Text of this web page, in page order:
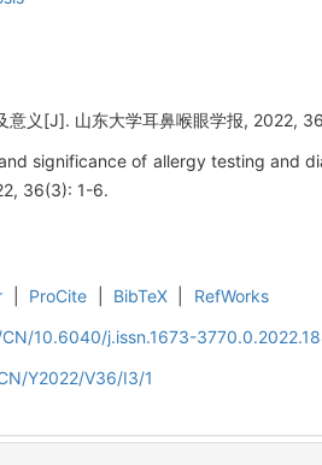
意义[J]. 山东大学耳鼻喉眼学报, 2022,
significance of allergy testing and
36(3): 1-6.
ProCite BibTeX
RefWorks
10.6040/j.issn.1673-
Y2022/V36/I3/1